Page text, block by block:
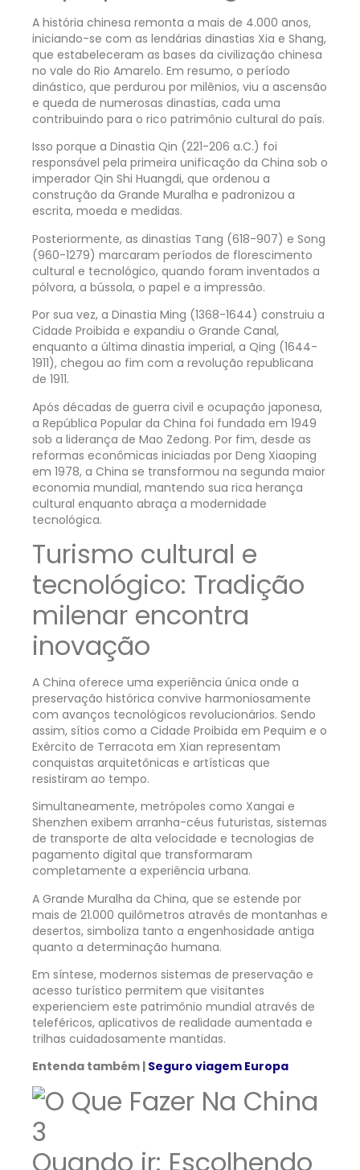
A história chinesa remonta a mais de 4.000 anos,
iniciando-se com as lendárias dinastias Xia e Shang,
que estabeleceram as bases da civilização chinesa
no vale do Rio Amarelo. Em resumo, o período
dinástico, que perdurou por milênios, viu a ascensão
e queda de numerosas dinastias, cada uma
contribuindo para o rico patrimônio cultural do país.
Isso porque a Dinastia Qin (221-206 a.C.) foi
responsável pela primeira unificação da China sob o
imperador Qin Shi Huangdi, que ordenou a
construção da Grande Muralha e padronizou a
escrita, moeda e medidas.
Posteriormente, as dinastias Tang (618-907) e Song
(960-1279) marcaram períodos de florescimento
cultural e tecnológico, quando foram inventados a
pólvora, a bússola, o papel e a impressão.
Por sua vez, a Dinastia Ming (1368-1644) construiu a
Cidade Proibida e expandiu o Grande Canal,
enquanto a última dinastia imperial, a Qing (1644-
1911), chegou ao fim com a revolução republicana
de 1911.
Após décadas de guerra civil e ocupação japonesa,
a República Popular da China foi fundada em 1949
sob a liderança de Mao Zedong. Por fim, desde as
reformas econômicas iniciadas por Deng Xiaoping
em 1978, a China se transformou na segunda maior
economia mundial, mantendo sua rica herança
cultural enquanto abraça a modernidade
tecnológica.
Turismo cultural e
tecnológico: Tradição
milenar encontra
inovação
A China oferece uma experiência única onde a
preservação histórica convive harmoniosamente
com avanços tecnológicos revolucionários. Sendo
assim, sítios como a Cidade Proibida em Pequim e o
Exército de Terracota em Xian representam
conquistas arquitetônicas e artísticas que
resistiram ao tempo.
Simultaneamente, metrópoles como Xangai e
Shenzhen exibem arranha-céus futuristas, sistemas
de transporte de alta velocidade e tecnologias de
pagamento digital que transformaram
completamente a experiência urbana.
A Grande Muralha da China, que se estende por
mais de 21.000 quilômetros através de montanhas e
desertos, simboliza tanto a engenhosidade antiga
quanto a determinação humana.
Em síntese, modernos sistemas de preservação e
acesso turístico permitem que visitantes
experienciem este patrimônio mundial através de
teleféricos, aplicativos de realidade aumentada e
trilhas cuidadosamente mantidas.
Entenda também | Seguro viagem Europa
Quando ir: Escolhendo